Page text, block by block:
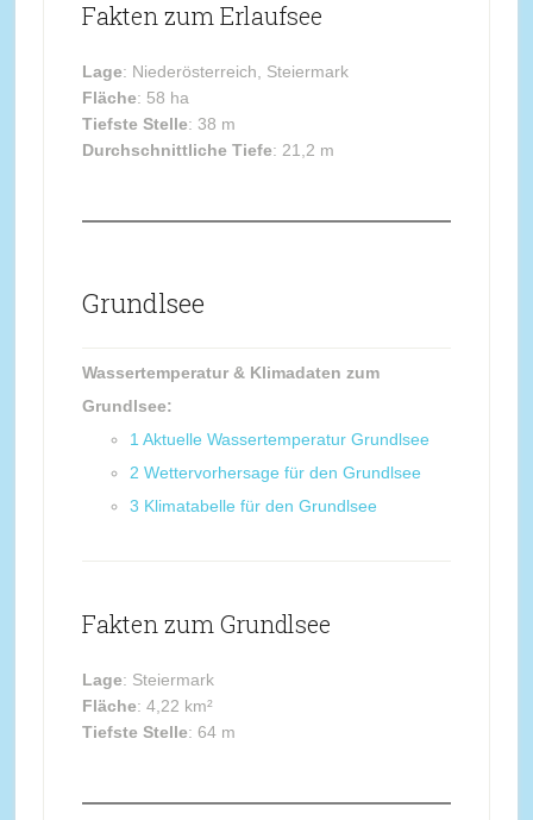
Fakten zum Erlaufsee
Lage: Niederösterreich, Steiermark
Fläche: 58 ha
Tiefste Stelle: 38 m
Durchschnittliche Tiefe: 21,2 m
Grundlsee
Wassertemperatur & Klimadaten zum
Grundlsee:
1 Aktuelle Wassertemperatur Grundlsee
2 Wettervorhersage für den Grundlsee
3 Klimatabelle für den Grundlsee
Fakten zum Grundlsee
Lage: Steiermark
Fläche: 4,22 km²
Tiefste Stelle: 64 m